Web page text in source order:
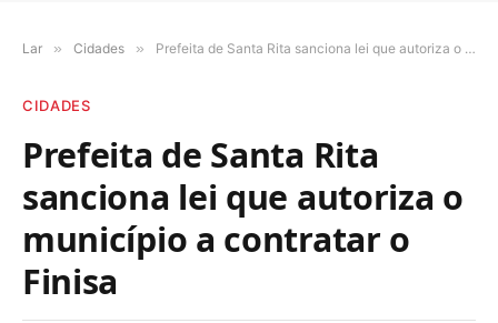
Lar » Cidades » Prefeita de Santa Rita sanciona lei que autoriza o município a contratar o Finisa
CIDADES
Prefeita de Santa Rita
sanciona lei que autoriza o
município a contratar o
Finisa